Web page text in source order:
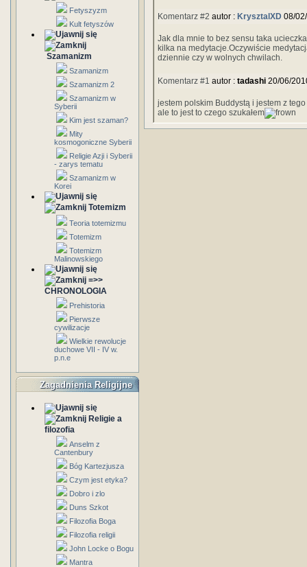
Fetyszyzm
Kult fetyszów
Szamanizm
Szamanizm
Szamanizm 2
Szamanizm w
Syberii
Kim jest szaman?
Mity
kosmogoniczne Syberii
Religie Azji i Syberii
- zarys tematu
Szamanizm w
Korei
Totemizm
Teoria totemizmu
Totemizm
Totemizm
Malinowskiego
=>>
CHRONOLOGIA
Prehistoria
Pierwsze
cywilizacje
Wielkie rewolucje
duchowe VII - IV w.
p.n.e
Zagadnienia Religijne
Religie a
filozofia
Anselm z
Cantenbury
Bóg Kartezjusza
Czym jest etyka?
Dobro i zlo
Duns Szkot
Filozofia Boga
Filozofia religii
John Locke o Bogu
Mantra
Komentarz #2 autor : KrysztalXD 08/
Jak dla mnie to bez sensu taka
kilka na medytacje.Oczywiście
dziennie czy w wolnych chwilach.
Komentarz #1 autor : tadashi 20/06/
jestem polskim Buddystą i jestem z
ale to jest to czego szukałem